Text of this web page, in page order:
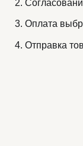
Оплата
Отправка